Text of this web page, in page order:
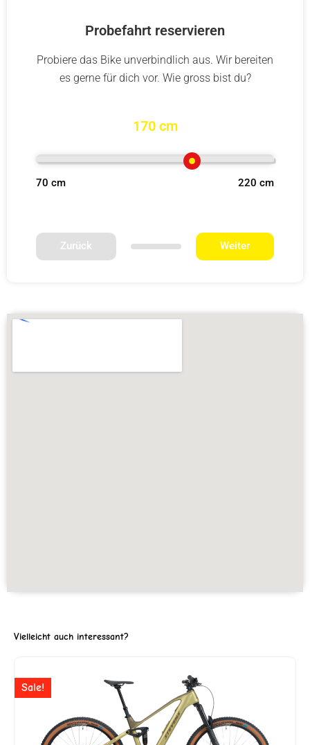
Probefahrt reservieren
Probiere das Bike unverbindlich aus. Wir bereiten
es gerne für dich vor. Wie gross bist du?
170 cm
70 cm 220 cm
Zurück Weiter
Vielleicht auch interessant?
Sale!
Ursprünglicher
Preis
war:
ist: